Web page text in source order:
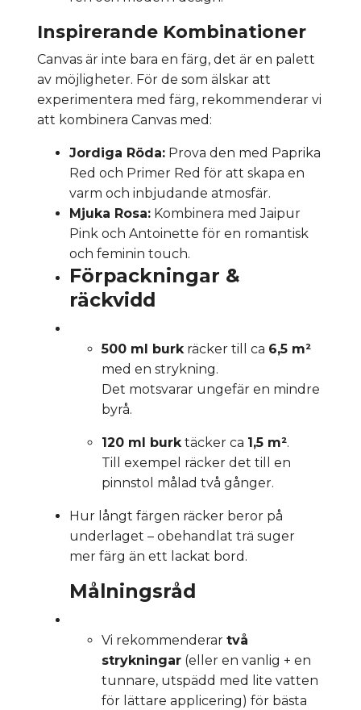
Inspirerande Kombinationer
Canvas är inte bara en färg, det är en palett
av möjligheter. För de som älskar att
experimentera med färg, rekommenderar vi
att kombinera Canvas med:
Jordiga Röda: Prova den med Paprika
Red och Primer Red för att skapa en
varm och inbjudande atmosfär.
Mjuka Rosa: Kombinera med Jaipur
Pink och Antoinette för en romantisk
och feminin touch.
Förpackningar &
räckvidd
500 ml burkräcker till ca 6,5 m²
med en strykning.
Det motsvarar ungefär en mindre
byrå.
120 ml burktäcker ca 1,5 m².
Till exempel räcker det till en
pinnstol målad två gånger.
Hur långt färgen räcker beror på
underlaget – obehandlat trä suger
mer färg än ett lackat bord.
Målningsråd
Vi rekommenderar två
strykningar (eller en vanlig + en
tunnare, utspädd med lite vatten
för lättare applicering) för bästa